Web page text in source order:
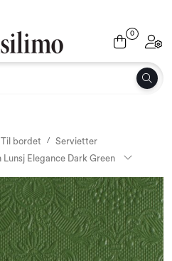
0
Til bordet
Servietter
Lunsj Elegance Dark Green